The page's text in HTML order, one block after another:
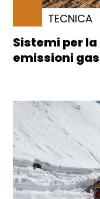
TECNICA
Sistemi per
emissioni